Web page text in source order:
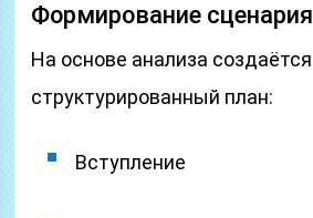
Формирование сценария
На основе анализа создаётся
структурированный план:
Вступление